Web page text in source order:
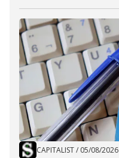
CAPITALIST/ 05/08/2026